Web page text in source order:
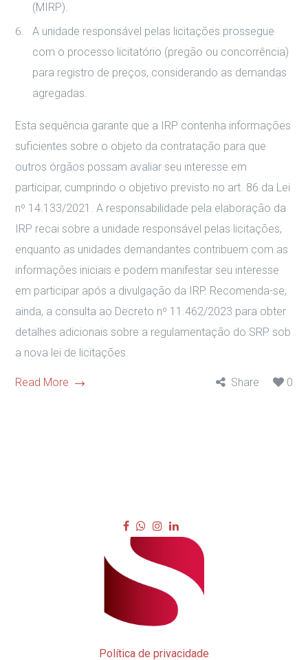
(MIRP).
A unidade responsável pelas licitações prossegue
com o processo licitatório (pregão ou concorrência)
para registro de preços, considerando as demandas
agregadas.
Esta sequência garante que a IRP contenha informações
suficientes sobre o objeto da contratação para que
outros órgãos possam avaliar seu interesse em
participar, cumprindo o objetivo previsto no art. 86 da Lei
nº 14.133/2021. A responsabilidade pela elaboração da
IRP recai sobre a unidade responsável pelas licitações,
enquanto as unidades demandantes contribuem com as
informações iniciais e podem manifestar seu interesse
em participar após a divulgação da IRP. Recomenda-se,
ainda, a consulta ao Decreto nº 11.462/2023 para obter
detalhes adicionais sobre a regulamentação do SRP sob
a nova lei de licitações.
Read More Share 0
Política de privacidade